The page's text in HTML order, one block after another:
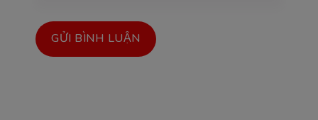
GỬI BÌNH LUẬN